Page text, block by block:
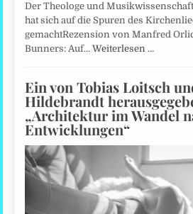
Der Theologe und
hat sich auf die Spuren des
gemachtRezension von Manfred
Bunners: Auf…Weiterlesen …
Ein von Tobias Loitsch
Hildebrandt
„Architektur im Wandel
Entwicklungen“